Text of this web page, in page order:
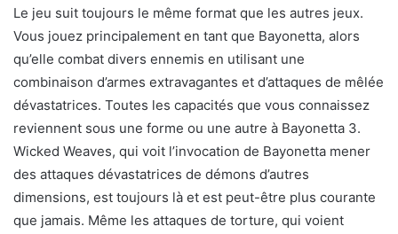
Le jeu suit toujours le même format que les autres jeux.
Vous jouez principalement en tant que Bayonetta, alors
qu’elle combat divers ennemis en utilisant une
combinaison d’armes extravagantes et d’attaques de mêlée
dévastatrices. Toutes les capacités que vous connaissez
reviennent sous une forme ou une autre à Bayonetta 3.
Wicked Weaves, qui voit l’invocation de Bayonetta mener
des attaques dévastatrices de démons d’autres
dimensions, est toujours là et est peut-être plus courante
que jamais. Même les attaques de torture, qui voient